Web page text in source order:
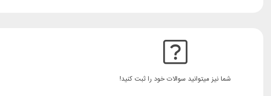
شما نیز میتوانید سوالات خود را ثبت کنید!